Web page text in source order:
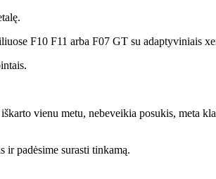
F10 F11 arba F07 GT su adaptyviniais
vienu metu, nebeveikia posukis, meta
padėsime surasti tinkamą.